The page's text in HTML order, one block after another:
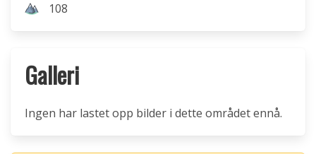
108
Galleri
Ingen har lastet opp bilder i dette området ennå.